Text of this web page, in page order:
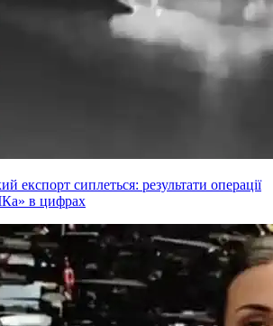
експорт сиплеться: результати операції
в цифрах